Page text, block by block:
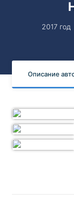
2017 год
Описание